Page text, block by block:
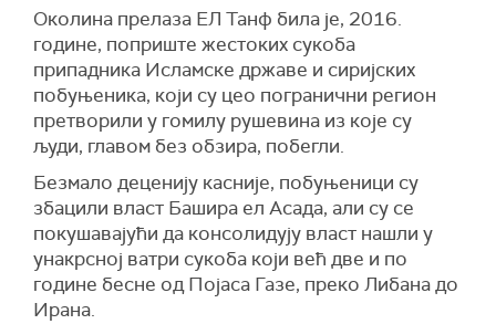
Околина прелаза ЕЛ Танф била је, 2016.
године, поприште жестоких сукоба
припадника Исламске државе и сиријских
побуњеника, који су цео погранични регион
претворили у гомилу рушевина из које су
људи, главом без обзира, побегли.
Безмало деценију касније, побуњеници су
збацили власт Башира ел Асада, али су се
покушавајући да консолидују власт нашли у
унакрсној ватри сукоба који већ две и по
године бесне од Појаса Газе, преко Либана до
Ирана.